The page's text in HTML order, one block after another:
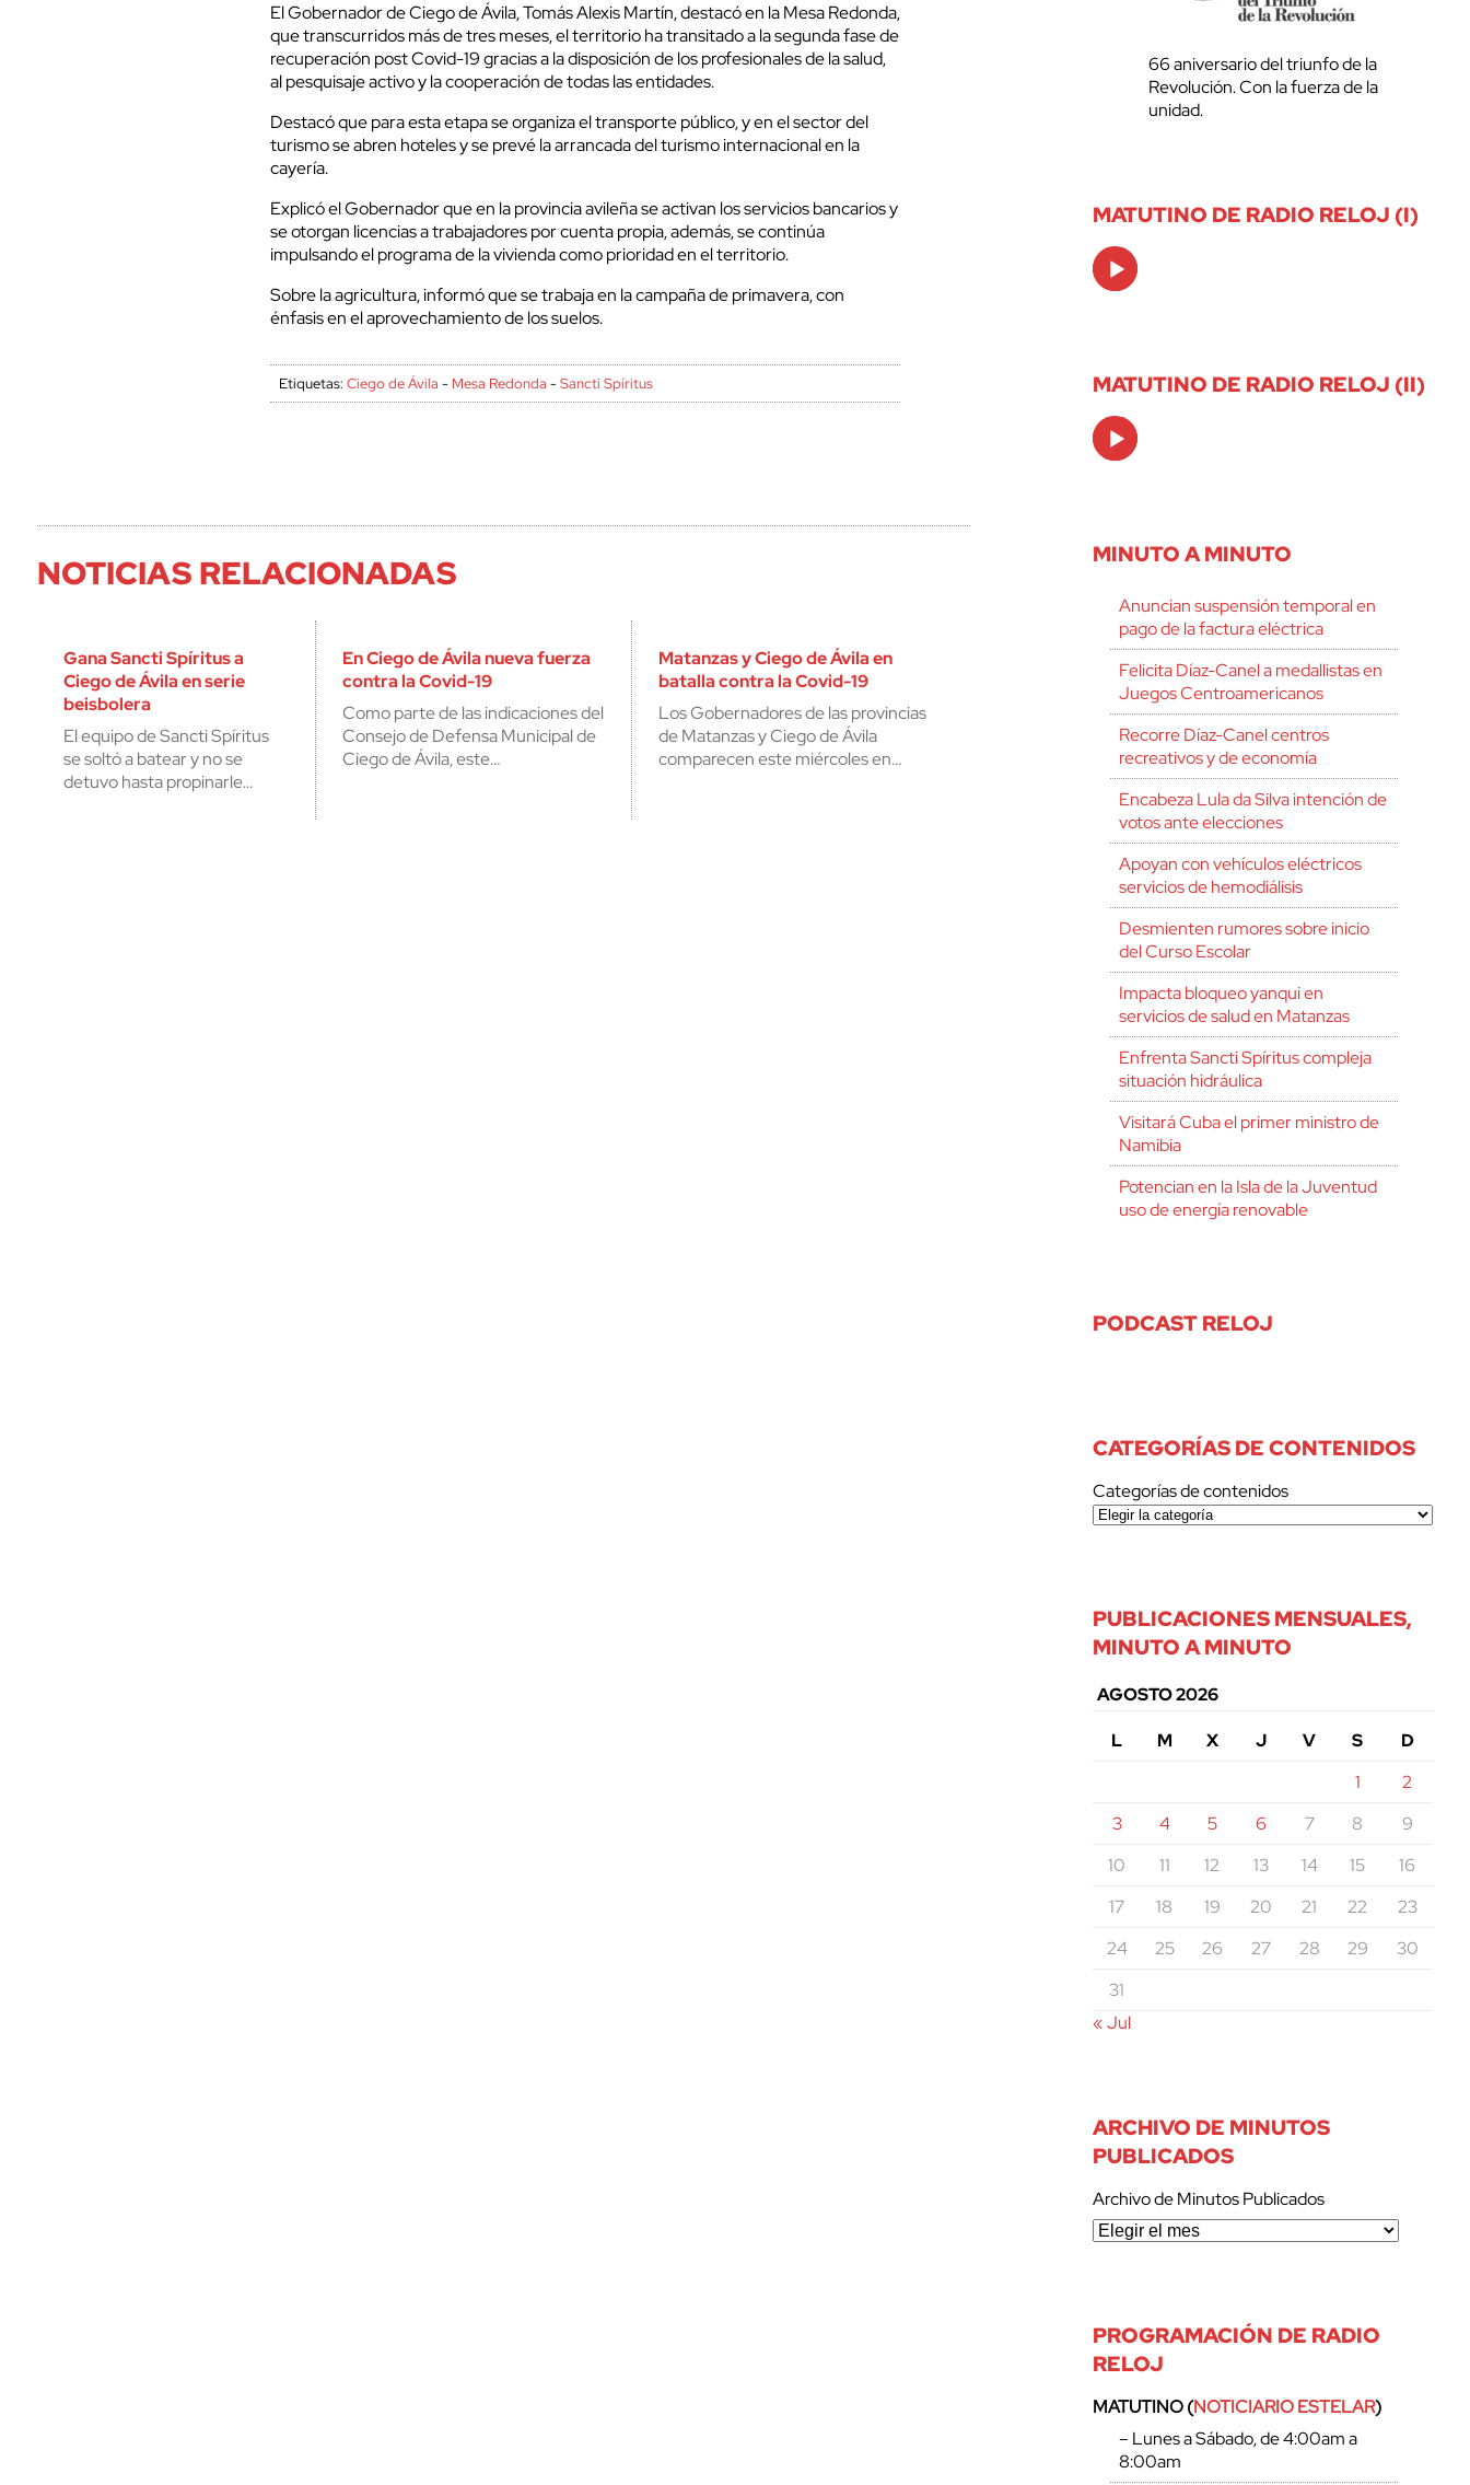
El Gobernador de Ciego de Ávila, Tomás Alexis Martín, destacó en la Mesa Redonda,
que transcurridos más de tres meses, el territorio ha transitado a la segunda fase de
recuperación post Covid-19 gracias a la disposición de los profesionales de la salud,
al pesquisaje activo y la cooperación de todas las entidades.
Destacó que para esta etapa se organiza el transporte público, y en el sector del
turismo se abren hoteles y se prevé la arrancada del turismo internacional en la
cayería.
Explicó el Gobernador que en la provincia avileña se activan los servicios bancarios y
se otorgan licencias a trabajadores por cuenta propia, además, se continúa
impulsando el programa de la vivienda como prioridad en el territorio.
Sobre la agricultura, informó que se trabaja en la campaña de primavera, con
énfasis en el aprovechamiento de los suelos.
Etiquetas:Ciego de Ávila - Mesa Redonda -Sancti Spíritus
NOTICIAS RELACIONADAS
Gana Sancti Spíritus a
Ciego de Ávila en serie
beisbolera
El equipo de Sancti Spíritus
se soltó a batear y no se
detuvo hasta propinarle…
En Ciego de Ávila nueva fuerza
contra la Covid-19
Como parte de las indicaciones del
Consejo de Defensa Municipal de
Ciego de Ávila, este…
Matanzas y Ciego de Ávila en
batalla contra la Covid-19
Los Gobernadores de las provincias
de Matanzas y Ciego de Ávila
comparecen este miércoles en…
66 aniversario del triunfo de la
Revolución. Con la fuerza de la
unidad.
MATUTINO DE RADIO RELOJ (I)
Audio
Player
MATUTINO DE RADIO RELOJ (II)
Audio
Player
MINUTO A MINUTO
Anuncian suspensión temporal en
pago de la factura eléctrica
Felicita Díaz-Canel a medallistas en
Juegos Centroamericanos
Recorre Díaz-Canel centros
recreativos y de economía
Encabeza Lula da Silva intención de
votos ante elecciones
Apoyan con vehículos eléctricos
servicios de hemodiálisis
Desmienten rumores sobre inicio
del Curso Escolar
Impacta bloqueo yanqui en
servicios de salud en Matanzas
Enfrenta Sancti Spíritus compleja
situación hidráulica
Visitará Cuba el primer ministro de
Namibia
Potencian en la Isla de la Juventud
uso de energía renovable
PODCAST RELOJ
CATEGORÍAS DE CONTENIDOS
Categorías de contenidos
PUBLICACIONES MENSUALES,
MINUTO A MINUTO
AGOSTO 2026
L
M X J V S
D
1
2
3
4 5 6 7 8
9
10
11 12 13 14 15
16
17
18 19 20 21 22
23
24
25 26 27 28 29
30
31
« Jul
ARCHIVO DE MINUTOS
PUBLICADOS
Archivo de Minutos Publicados
PROGRAMACIÓN DE RADIO
RELOJ
MATUTINO (NOTICIARIO ESTELAR)
– Lunes a Sábado, de 4:00am a
8:00am